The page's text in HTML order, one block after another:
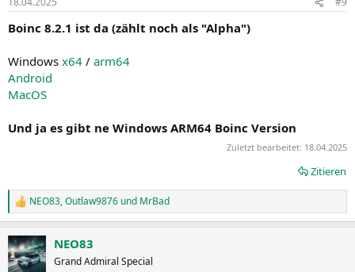
Boinc 8.2.1 ist da (zählt noch als "Alpha")
Windows x64 / arm64
Android
MacOS
Und ja es gibt ne Windows ARM64 Boinc Version
Zuletzt bearbeitet: 18.04.2025
Zitieren
R
e
k
t
NEO83,Outlaw9876 und MrBad
NEO83
Grand Admiral Special